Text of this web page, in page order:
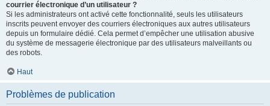
courrier électronique d’un utilisateur ?
Si les administrateurs ont activé cette fonctionnalité, seuls les utilisateurs
inscrits peuvent envoyer des courriers électroniques aux autres utilisateurs
depuis un formulaire dédié. Cela permet d’empêcher une utilisation abusive
du système de messagerie électronique par des utilisateurs malveillants ou
des robots.
Haut
Problèmes de publication